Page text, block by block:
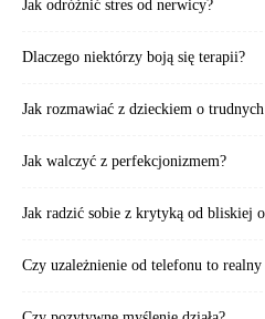
Jak odróżnić stres od nerwicy?
Dlaczego niektórzy boją się terapii?
Jak rozmawiać z dzieckiem o
Jak walczyć z perfekcjonizmem?
Jak radzić sobie z krytyką od bliskiej
Czy uzależnienie od telefonu to